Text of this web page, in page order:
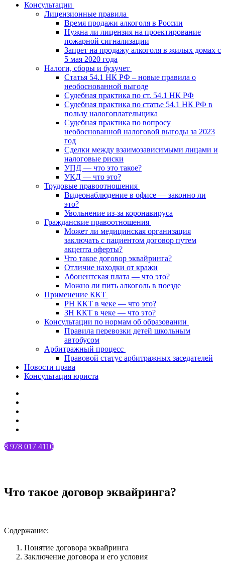
Консультации
Лицензионные правила
Время продажи алкоголя в России
Нужна ли лицензия на проектирование
пожарной сигнализации
Запрет на продажу алкоголя в жилых домах с
5 мая 2020 года
Налоги, сборы и бухучет
Статья 54.1 НК РФ – новые правила о
необоснованной выгоде
Судебная практика по ст. 54.1 НК РФ
Судебная практика по статье 54.1 НК РФ в
пользу налогоплательщика
Судебная практика по вопросу
необоснованной налоговой выгоды за 2023
год
Сделки между взаимозависимыми лицами и
налоговые риски
УПД — что это такое?
УКД — что это?
Трудовые правоотношения
Видеонаблюдение в офисе — законно ли
это?
Увольнение из-за коронавируса
Гражданские правоотношения
Может ли медицинская организация
заключать с пациентом договор путем
акцепта оферты?
Что такое договор эквайринга?
Отличие находки от кражи
Абонентская плата — что это?
Можно ли пить алкоголь в поезде
Применение ККТ
РН ККТ в чеке — что это?
ЗН ККТ в чеке — что это?
Консультации по нормам об образовании
Правила перевозки детей школьным
автобусом
Арбитражный процесс
Правовой статус арбитражных заседателей
Новости права
Консультация юриста
8 978 017 4110
Что такое договор эквайринга?
Содержание:
Понятие договора эквайринга
Заключение договора и его условия